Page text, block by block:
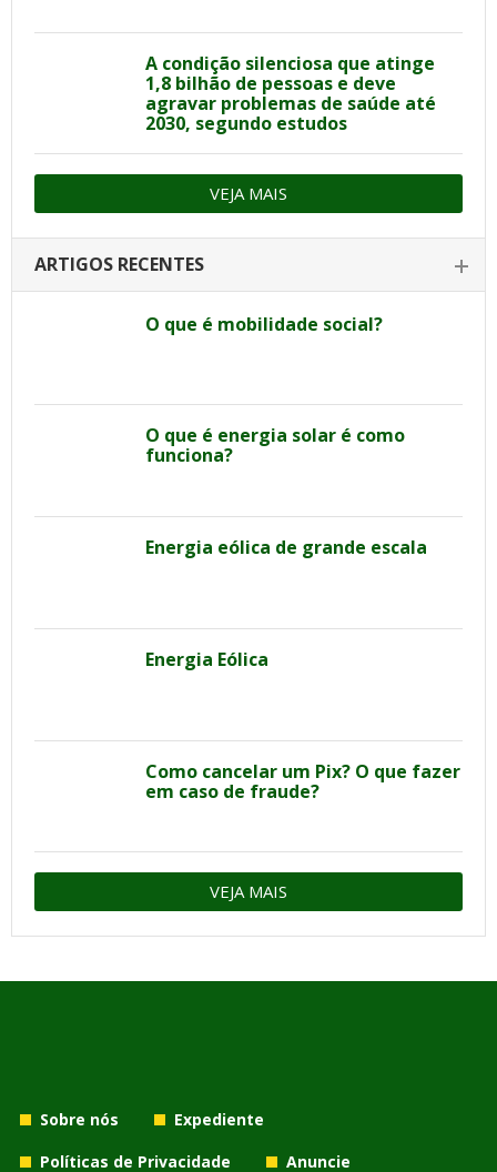
A condição silenciosa que atinge
1,8 bilhão de pessoas e deve
agravar problemas de saúde até
2030, segundo estudos
VEJA MAIS
ARTIGOS RECENTES
O que é mobilidade social?
O que é energia solar é como
funciona?
Energia eólica de grande escala
Energia Eólica
Como cancelar um Pix? O que fazer
em caso de fraude?
VEJA MAIS
Sobre nós
Expediente
Políticas de Privacidade
Anuncie